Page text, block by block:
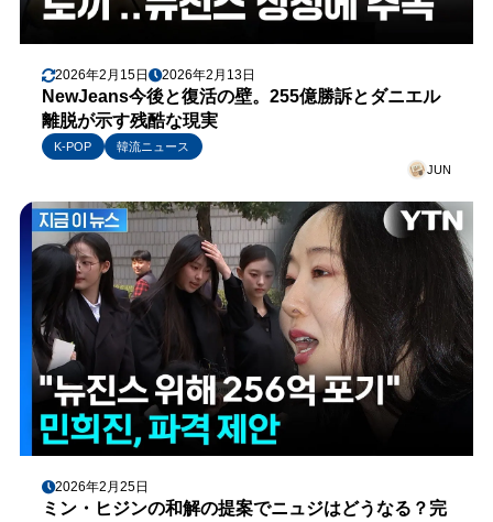
2026年2月15日 2026年2月13日
NewJeans今後と復活の壁。255億勝訴とダニエル
離脱が示す残酷な現実
K-POP
韓流ニュース
JUN
2026年2月25日
ミン・ヒジンの和解の提案でニュジはどうなる？完